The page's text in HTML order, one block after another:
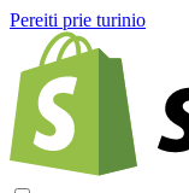
Pereiti prie turinio